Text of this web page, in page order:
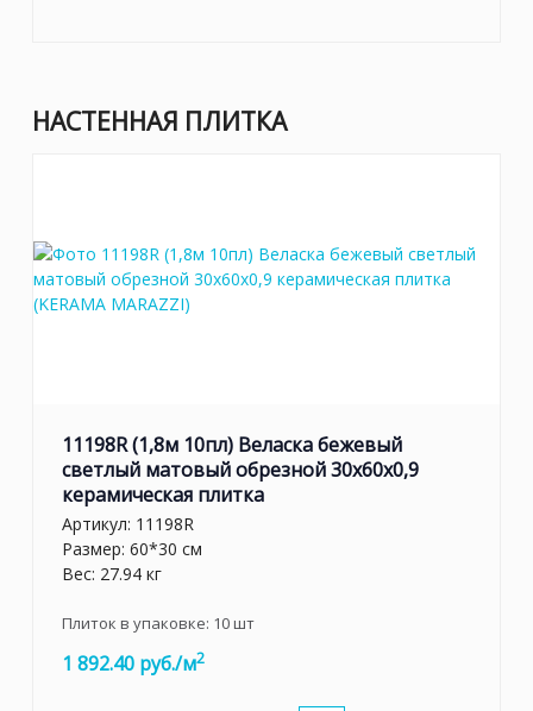
НАСТЕННАЯ ПЛИТКА
11198R (1,8м 10пл) Веласка бежевый
светлый матовый обрезной 30x60x0,9
керамическая плитка
Артикул: 11198R
Размер: 60*30 см
Вес: 27.94 кг
Плиток в упаковке: 10шт
1 892.40 руб./м2